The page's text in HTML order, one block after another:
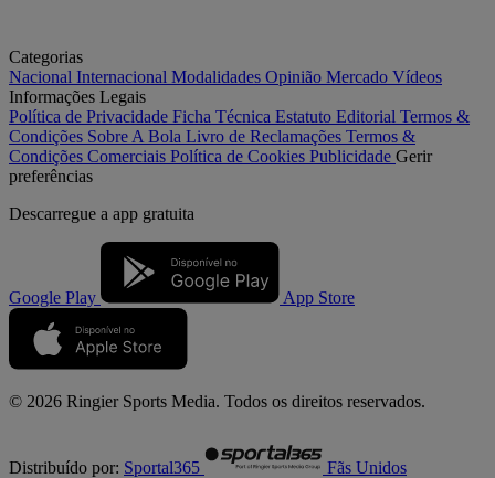
Categorias
Nacional Internacional Modalidades Opinião Mercado Vídeos
Informações Legais
Política de Privacidade Ficha Técnica Estatuto Editorial Termos &
Condições Sobre A Bola Livro de Reclamações Termos &
Condições Comerciais Política de Cookies Publicidade Gerir
preferências
Descarregue a app gratuita
Google Play App Store
© 2026 Ringier Sports Media. Todos os direitos reservados.
Distribuído por: Sportal365 Fãs Unidos